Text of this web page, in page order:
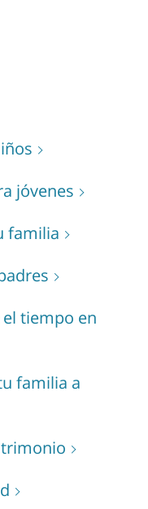
jóvenes
familia
tiempo en
familia a